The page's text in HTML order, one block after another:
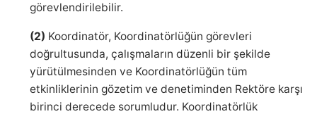
görevlendirilebilir.
(2) Koordinatör, Koordinatörlüğün görevleri
doğrultusunda, çalışmaların düzenli bir şekilde
yürütülmesinden ve Koordinatörlüğün tüm
etkinliklerinin gözetim ve denetiminden Rektöre karşı
birinci derecede sorumludur. Koordinatörlük